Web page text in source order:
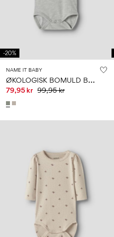
-20%
NAME IT BABY
Ø
KOLOGISK BOMULD BODYSTOCKING
79,95 kr 99,95 kr